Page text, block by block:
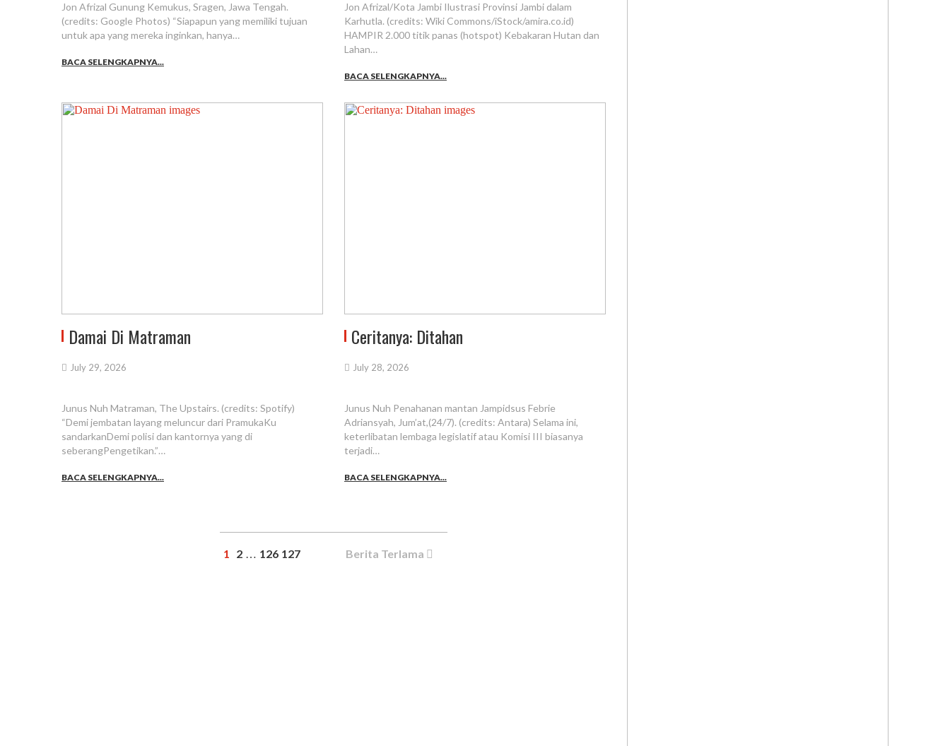
Jon Afrizal Gunung Kemukus, Sragen, Jawa Tengah.
(credits: Google Photos) “Siapapun yang memiliki tujuan
untuk apa yang mereka inginkan, hanya…
BACA SELENGKAPNYA...
Jon Afrizal/Kota Jambi Ilustrasi Provinsi Jambi dalam
Karhutla. (credits: Wiki Commons/iStock/amira.co.id)
HAMPIR 2.000 titik panas (hotspot) Kebakaran Hutan dan
Lahan…
BACA SELENGKAPNYA...
Damai Di Matraman
July 29, 2026
Junus Nuh Matraman, The Upstairs. (credits: Spotify)
“Demi jembatan layang meluncur dari PramukaKu
sandarkanDemi polisi dan kantornya yang di
seberangPengetikan.”…
BACA SELENGKAPNYA...
Ceritanya: Ditahan
July 28, 2026
Junus Nuh Penahanan mantan Jampidsus Febrie
Adriansyah, Jum’at,(24/7). (credits: Antara) Selama ini,
keterlibatan lembaga legislatif atau Komisi III biasanya
terjadi…
BACA SELENGKAPNYA...
1 2 … 126 127 Berita Terlama